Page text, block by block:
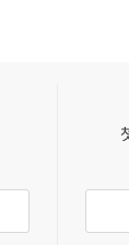
기 모델명을 첨부
의 경우 제작 수